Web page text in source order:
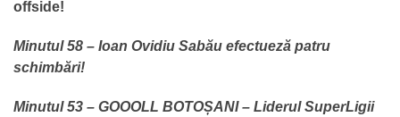
offside!
Minutul 58 – Ioan Ovidiu Sabău efectueză patru
schimbări!
Minutul 53 – GOOOLL BOTOȘANI – Liderul SuperLigii